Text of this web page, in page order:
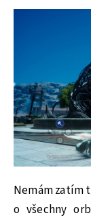
Nemám zatím
o všechny